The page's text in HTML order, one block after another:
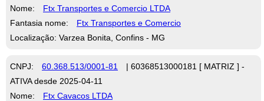
Nome:
Ftx Transportes e Comercio LTDA
Fantasia nome:
Ftx Transportes e Comercio
Localização: Varzea Bonita, Confins - MG
CNPJ: 60.368.513/0001-81
| 60368513000181 [ MATRIZ ] -
ATIVA desde 2025-04-11
Nome:
Ftx Cavacos LTDA